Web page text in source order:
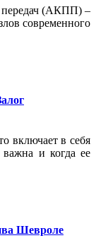
передач (АКПП) –
современного
включает в себя
важна и когда ее
Шевроле